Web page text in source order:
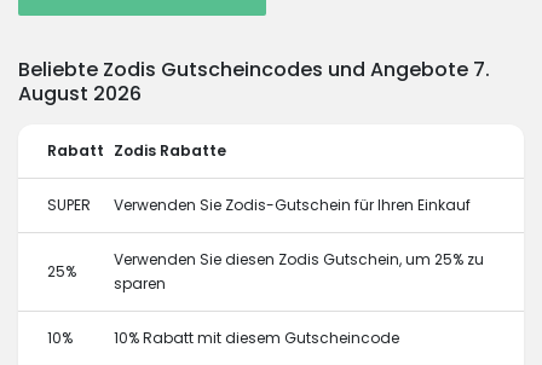
Beliebte Zodis Gutscheincodes und Angebote 7.
August 2026
Rabatt Zodis Rabatte
SUPER Verwenden Sie Zodis-Gutschein für Ihren Einkauf
25%
Verwenden Sie diesen Zodis Gutschein, um 25% zu
sparen
10% 10% Rabatt mit diesem Gutscheincode